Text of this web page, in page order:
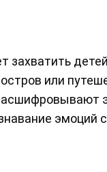
захватить
или
эмоций